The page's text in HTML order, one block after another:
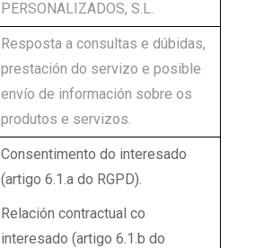
PERSONALIZADOS, S.L.
Resposta a consultas e dúbidas,
prestación do servizo e posible
envío de información sobre os
produtos e servizos.
Consentimento do interesado
(artigo 6.1.a do RGPD).
Relación contractual co
interesado (artigo 6.1.b do